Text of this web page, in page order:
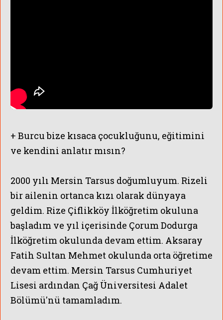
+ Burcu bize kısaca çocukluğunu, eğitimini
ve kendini anlatır mısın?
2000 yılı Mersin Tarsus doğumluyum. Rizeli
bir ailenin ortanca kızı olarak dünyaya
geldim. Rize Çiflikköy İlköğretim okuluna
başladım ve yıl içerisinde Çorum Dodurga
İlköğretim okulunda devam ettim. Aksaray
Fatih Sultan Mehmet okulunda orta öğretime
devam ettim. Mersin Tarsus Cumhuriyet
Lisesi ardından Çağ Üniversitesi Adalet
Bölümü'nü tamamladım.